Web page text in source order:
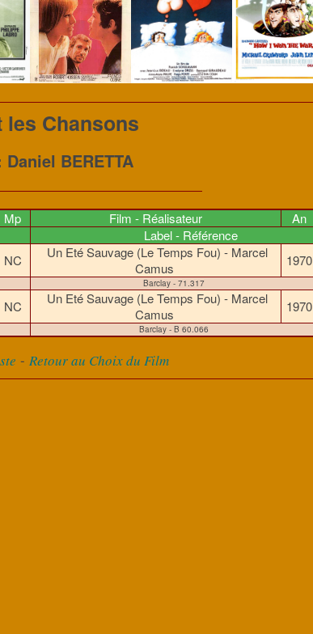
les Chansons
BERETTA
Mp Film - Réalisateur
An
Label - Référence
NC
Un Eté Sauvage (Le Temps Fou) - Marcel
Camus
1970
Barclay - 71.317
NC
Un Eté Sauvage (Le Temps Fou) - Marcel
Camus
1970
Barclay - B 60.066
- Retour au Choix du Film